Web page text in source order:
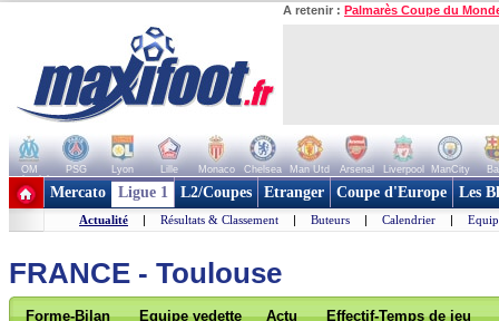
A retenir : Palmarès Coupe du
OM PSG Lyon Lille Monaco Chelsea Man Utd Arsenal Liverpool ManCity
+ de clubs
Mercato Ligue 1 L2/Coupes Etranger Coupe d'Europe Les
Actualité | Résultats & Classement | Buteurs | Calendrier |
FRANCE - Toulouse
Forme-Bilan Equipe vedette Actu Effectif-Temps de jeu